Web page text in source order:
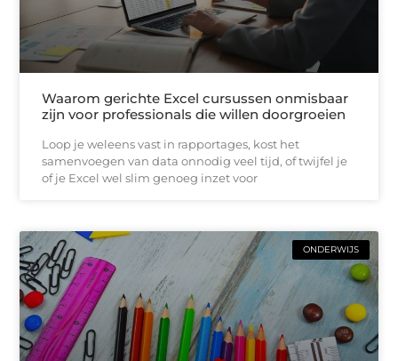
Waarom gerichte Excel cursussen onmisbaar
zijn voor professionals die willen doorgroeien
Loop je weleens vast in rapportages, kost het
samenvoegen van data onnodig veel tijd, of twijfel je
of je Excel wel slim genoeg inzet voor
ONDERWIJS